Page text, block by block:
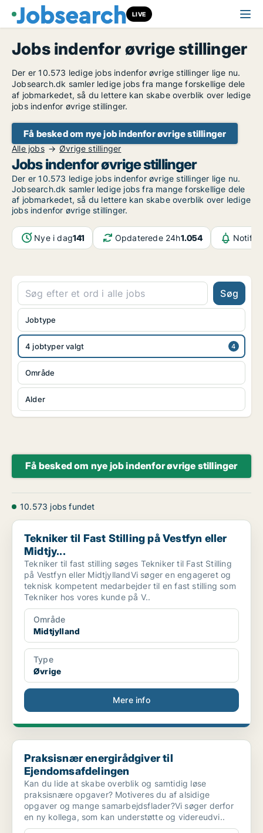
LIVE
Jobs indenfor øvrige stillinger
Der er 10.573 ledige jobs indenfor øvrige stillinger lige nu.
Jobsearch.dk samler ledige jobs fra mange forskellige dele
af jobmarkedet, så du lettere kan skabe overblik over ledige
jobs indenfor øvrige stillinger.
Få besked om nye job indenfor øvrige stillinger
Alle jobs Øvrige stillinger
Jobs indenfor øvrige stillinger
Der er 10.573 ledige jobs indenfor øvrige stillinger lige nu.
Jobsearch.dk samler ledige jobs fra mange forskellige dele
af jobmarkedet, så du lettere kan skabe overblik over ledige
jobs indenfor øvrige stillinger.
Nye i dag141 Opdaterede 24h1.054
Søg
4 jobtyper valgt
Område
Alder
Jobtype
Få besked om nye job indenfor øvrige stillinger
10.573 jobs fundet
Tekniker til Fast Stilling på Vestfyn eller Midtjy...
Tekniker til Fast Stilling på Vestfyn eller
Midtjy...
Tekniker til fast stilling søges Tekniker til Fast Stilling
på Vestfyn eller MidtjyllandVi søger en engageret og
teknisk kompetent medarbejder til en fast stilling som
Tekniker hos vores kunde på V..
Område
Midtjylland
Type
Øvrige
Mere info
Praksisnær energirådgiver til Ejendomsafdelingen
Praksisnær energirådgiver til
Ejendomsafdelingen
Kan du lide at skabe overblik og samtidig løse
praksisnære opgaver? Motiveres du af alsidige
opgaver og mange samarbejdsflader?Vi søger derfor
en ny kollega, som kan understøtte og videreudvi..